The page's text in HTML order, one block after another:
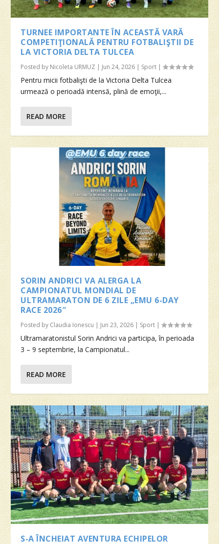
TURNEE IMPORTANTE ÎN ACEASTĂ VARĂ
COMPETIŢIONALĂ PENTRU FOTBALIŞTII DE
LA VICTORIA DELTA TULCEA
Posted by Nicoleta URMUZ | Jun 24, 2026 | Sport |
Pentru micii fotbalişti de la Victoria Delta Tulcea
urmează o perioadă intensă, plină de emoţii,...
READ MORE
SORIN ANDRICI VA ALERGA LA
CAMPIONATUL MONDIAL DE
ULTRAMARATON DE 6 ZILE „EMU 6-DAY
RACE 2026″
Posted by Claudia Ionescu | Jun 23, 2026 | Sport |
Ultramaratonistul Sorin Andrici va participa, în perioada
3 – 9 septembrie, la Campionatul...
READ MORE
S-A ÎNCHEIAT AVENTURA ECHIPELOR